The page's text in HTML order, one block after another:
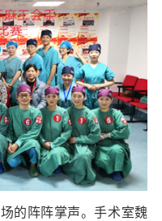
的阵阵掌声。手术室魏